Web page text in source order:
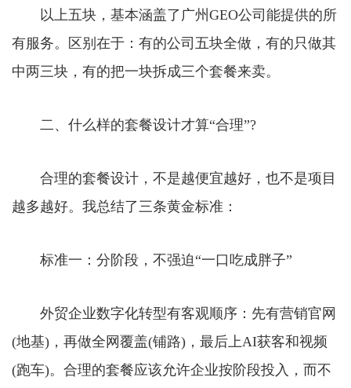
以上五块，基本涵盖了广州GEO公司能提供的所
有服务。区别在于：有的公司五块全做，有的只做其
中两三块，有的把一块拆成三个套餐来卖。
二、什么样的套餐设计才算“合理”?
合理的套餐设计，不是越便宜越好，也不是项目
越多越好。我总结了三条黄金标准：
标准一：分阶段，不强迫“一口吃成胖子”
外贸企业数字化转型有客观顺序：先有营销官网
(地基)，再做全网覆盖(铺路)，最后上AI获客和视频
(跑车)。合理的套餐应该允许企业按阶段投入，而不